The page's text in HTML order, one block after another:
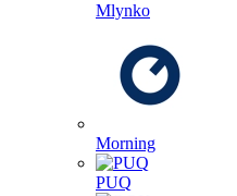
Mlynko
Morning
PUQ